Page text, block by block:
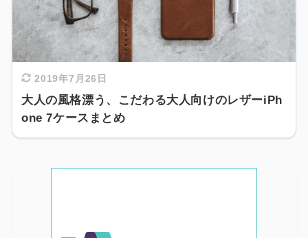
2019年7月26日
大人の風格漂う、こだわる大人向けのレザーiPh
one 7ケースまとめ